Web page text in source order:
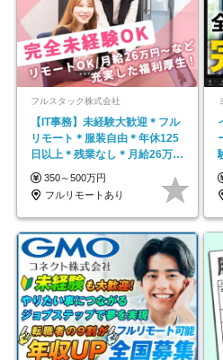
フルスタック株式会社
【IT事務】未経験大歓迎＊フル
リモート＊服装自由＊年休125
日以上＊残業なし＊月給26万円
以上
350～500万円
フルリモートあり